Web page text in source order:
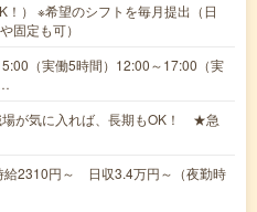
！） ※希望のシフトを毎月提出（日
固定も可）
（実働5時間）12:00～17:00（実
が気に入れば、長期もOK！ ★急
2310円～ 日収3.4万円～（夜勤時